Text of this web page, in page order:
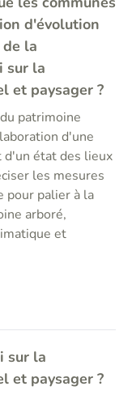
d'évolution
la
sur la
et paysager ?
patrimoine
d'une
d'un état des lieux
les mesures
pour palier à la
arboré,
et
sur la
et paysager ?